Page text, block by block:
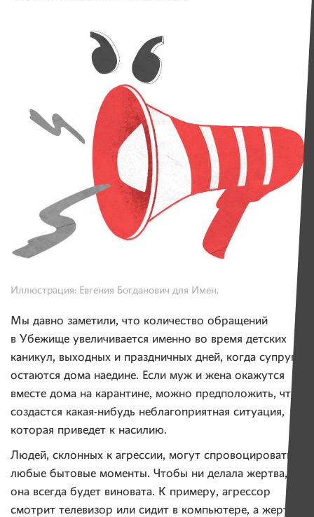
Иллюстрация: Евгения Богданович для Имен.
Мы давно заметили, что количество обращений
в Убежище увеличивается именно во время детских
каникул, выходных и праздничных дней, когда супруги
остаются дома наедине. Если муж и жена окажутся
вместе дома на карантине, можно предположить, что
создастся какая-нибудь неблагоприятная ситуация,
которая приведет к насилию.
Людей, склонных к агрессии, могут спровоцировать
любые бытовые моменты. Чтобы ни делала жертва,
она всегда будет виновата. К примеру, агрессор
смотрит телевизор или сидит в компьютере, а жертва